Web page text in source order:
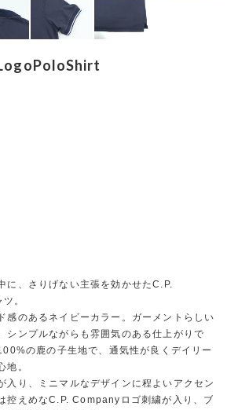
に、さりげない主張を効かせたC.P.
。
感のあるネイビーカラー。ガーメントらしい
シンプルながらも雰囲気のある仕上がりで
の鹿の子生地で、通気性が良くデイリー
地。
入り、ミニマルなデザインに程よいアクセン
控えめなC.P. Companyロゴ刺繍が入り、ブ